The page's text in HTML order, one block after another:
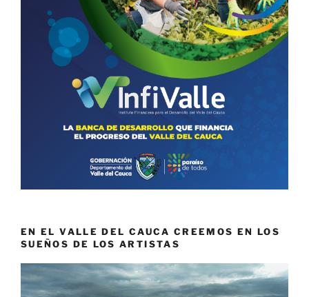
EN EL VALLE DEL CAUCA CREEMOS EN LOS
SUEÑOS DE LOS ARTISTAS
Reproductor
de